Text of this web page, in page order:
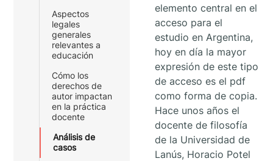
Aspectos
legales
generales
relevantes a
educación
Cómo los
derechos de
autor impactan
en la práctica
docente
Análisis de
casos
elemento central en el
acceso para el
estudio en Argentina,
hoy en día la mayor
expresión de este tipo
de acceso es el pdf
como forma de copia.
Hace unos años el
docente de filosofía
de la Universidad de
Lanús, Horacio Potel